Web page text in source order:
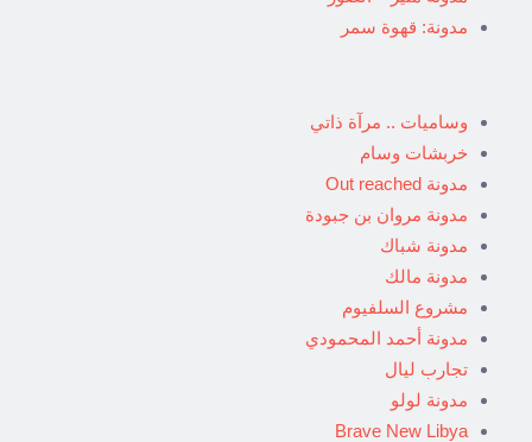
مدونة: قهوة سمر
وساميات .. مرآة ذاتي
خربشات وسام
مدونة Out reached
مدونة مروان بن جبودة
مدونة شباك
مدونة مالك
مشروع السلفيوم
مدونة أحمد المحمودي
تجارب ليال
مدونة لولو
Brave New Libya